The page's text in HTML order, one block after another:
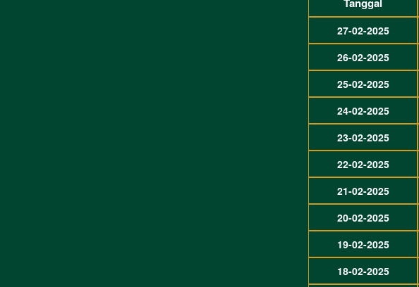
27-02-2025
26-02-2025
25-02-2025
24-02-2025
23-02-2025
22-02-2025
21-02-2025
20-02-2025
19-02-2025
18-02-2025